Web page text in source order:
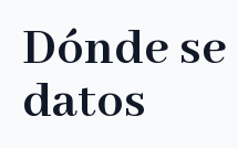
Dónde
datos